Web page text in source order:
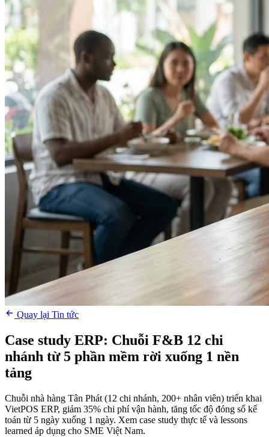
Quay lại Tin tức
Case study ERP: Chuỗi F&B 12 chi
nhánh từ 5 phần mềm rời xuống 1 nền
tảng
Chuỗi nhà hàng Tân Phát (12 chi nhánh, 200+ nhân viên) triển khai
VietPOS ERP, giảm 35% chi phí vận hành, tăng tốc độ đóng sổ kế
toán từ 5 ngày xuống 1 ngày. Xem case study thực tế và lessons
learned áp dụng cho SME Việt Nam.